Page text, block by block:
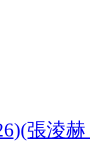
張淩